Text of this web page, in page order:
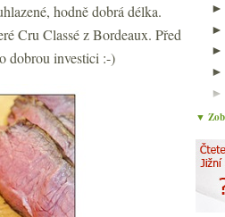
hodně dobrá délka.
Cru Classé z Bordeaux. Před
dobrou investici :-)
►
▼